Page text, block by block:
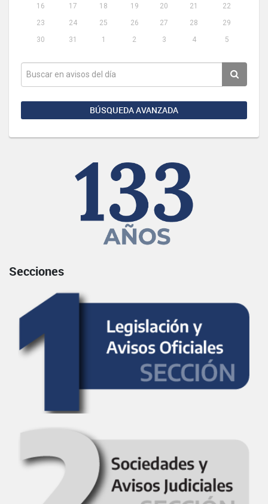
16
17 18 19 20 21
22
23
24 25 26 27 28
29
30
31 1 2 3 4 5
BÚSQUEDA AVANZADA
Secciones